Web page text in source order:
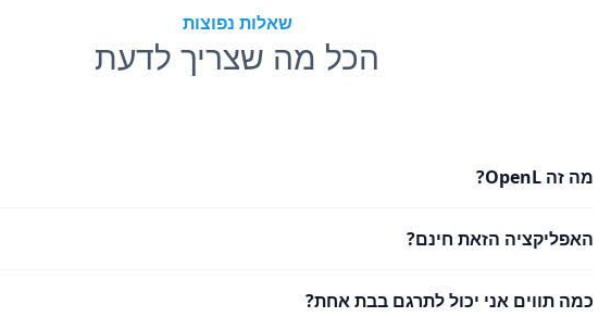
שאלות נפוצות
הכל מה שצריך לדעת
מה זה OpenL?
האפליקציה הזאת חינם?
כמה תווים אני יכול לתרגם בבת אחת?